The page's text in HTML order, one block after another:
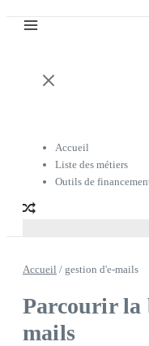
Accueil
Liste des métiers
Outils de
Accueil / gestion d'e-mails
Parcourir la
mails